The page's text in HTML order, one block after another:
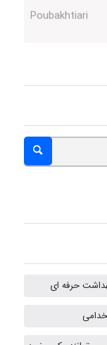
Alirez0990
hosein
Kati
ehtesham